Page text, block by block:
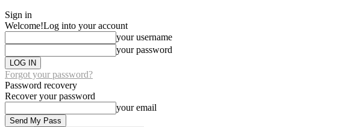
Sign in
Welcome!Log into your account
your username
your password
Forgot your password?
Password recovery
Recover your password
your email